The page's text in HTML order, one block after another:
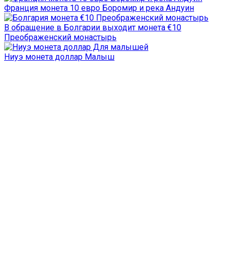
Франция монета 10 евро Боромир и река Андуин
В обращение в Болгарии выходит монета €10
Преображенский монастырь
Ниуэ монета доллар Малыш